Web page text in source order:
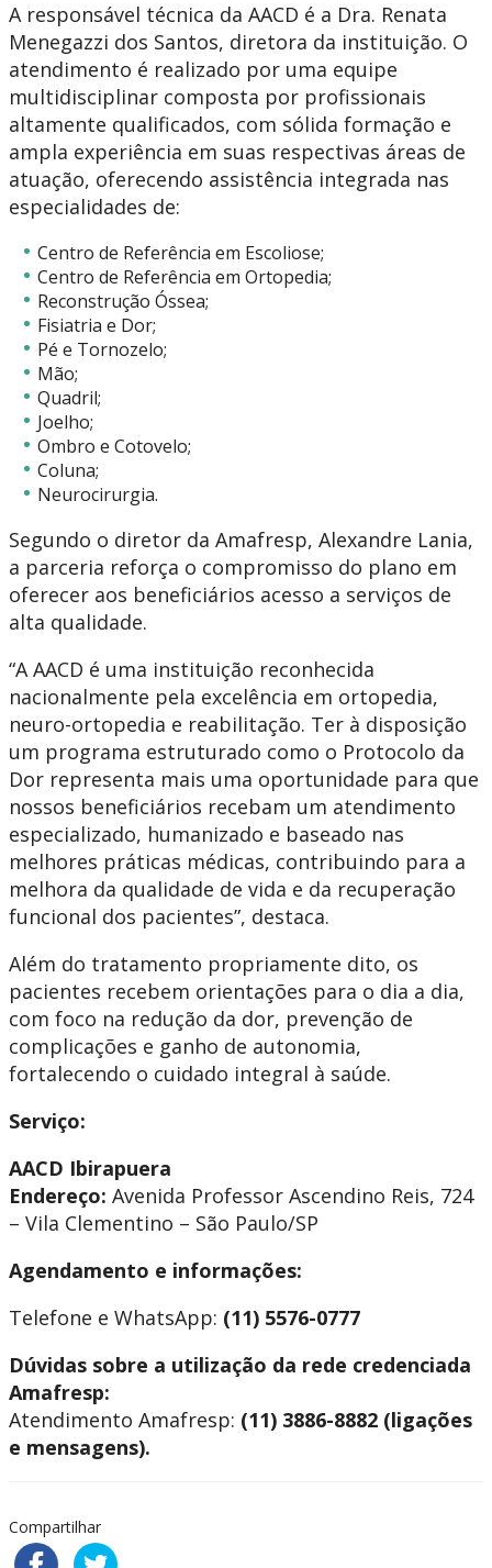
A responsável técnica da AACD é a Dra. Renata
Menegazzi dos Santos, diretora da instituição. O
atendimento é realizado por uma equipe
multidisciplinar composta por profissionais
altamente qualificados, com sólida formação e
ampla experiência em suas respectivas áreas de
atuação, oferecendo assistência integrada nas
especialidades de:
Centro de Referência em Escoliose;
Centro de Referência em Ortopedia;
Reconstrução Óssea;
Fisiatria e Dor;
Pé e Tornozelo;
Mão;
Quadril;
Joelho;
Ombro e Cotovelo;
Coluna;
Neurocirurgia.
Segundo o diretor da Amafresp, Alexandre Lania,
a parceria reforça o compromisso do plano em
oferecer aos beneficiários acesso a serviços de
alta qualidade.
“A AACD é uma instituição reconhecida
nacionalmente pela excelência em ortopedia,
neuro-ortopedia e reabilitação. Ter à disposição
um programa estruturado como o Protocolo da
Dor representa mais uma oportunidade para que
nossos beneficiários recebam um atendimento
especializado, humanizado e baseado nas
melhores práticas médicas, contribuindo para a
melhora da qualidade de vida e da recuperação
funcional dos pacientes”, destaca.
Além do tratamento propriamente dito, os
pacientes recebem orientações para o dia a dia,
com foco na redução da dor, prevenção de
complicações e ganho de autonomia,
fortalecendo o cuidado integral à saúde.
Serviço:
AACD Ibirapuera
Endereço: Avenida Professor Ascendino Reis, 724
– Vila Clementino – São Paulo/SP
Agendamento e informações:
Telefone e WhatsApp: (11) 5576-0777
Dúvidas sobre a utilização da rede credenciada
Amafresp:
Atendimento Amafresp: (11) 3886-8882 (ligações
e mensagens).
Compartilhar